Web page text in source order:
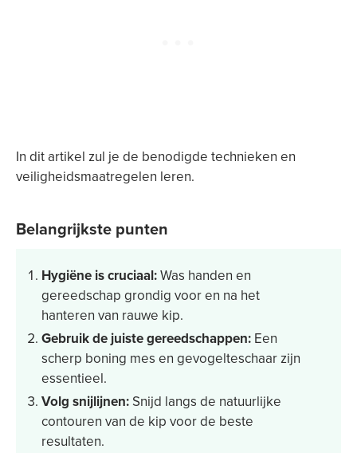
In dit artikel zul je de benodigde technieken en
veiligheidsmaatregelen leren.
Belangrijkste punten
Hygiëne is cruciaal:Was handen en
gereedschap grondig voor en na het
hanteren van rauwe kip.
Gebruik de juiste gereedschappen: Een
scherp boning mes en gevogelteschaar zijn
essentieel.
Volg snijlijnen: Snijd langs de natuurlijke
contouren van de kip voor de beste
resultaten.